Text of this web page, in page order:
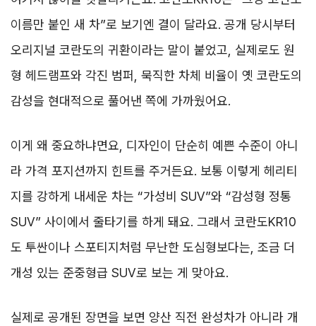
이름만 붙인 새 차”로 보기엔 결이 달라요. 공개 당시부터
오리지널 코란도의 귀환이라는 말이 붙었고, 실제로도 원
형 헤드램프와 각진 범퍼, 묵직한 차체 비율이 옛 코란도의
감성을 현대적으로 풀어낸 쪽에 가까웠어요.
이게 왜 중요하냐면요, 디자인이 단순히 예쁜 수준이 아니
라 가격 포지션까지 힌트를 주거든요. 보통 이렇게 헤리티
지를 강하게 내세운 차는 “가성비 SUV”와 “감성형 정통
SUV” 사이에서 줄타기를 하게 돼요. 그래서 코란도KR10
도 투싼이나 스포티지처럼 무난한 도심형보다는, 조금 더
개성 있는 준중형급 SUV로 보는 게 맞아요.
실제로 공개된 장면을 보면 양산 직전 완성차가 아니라 개